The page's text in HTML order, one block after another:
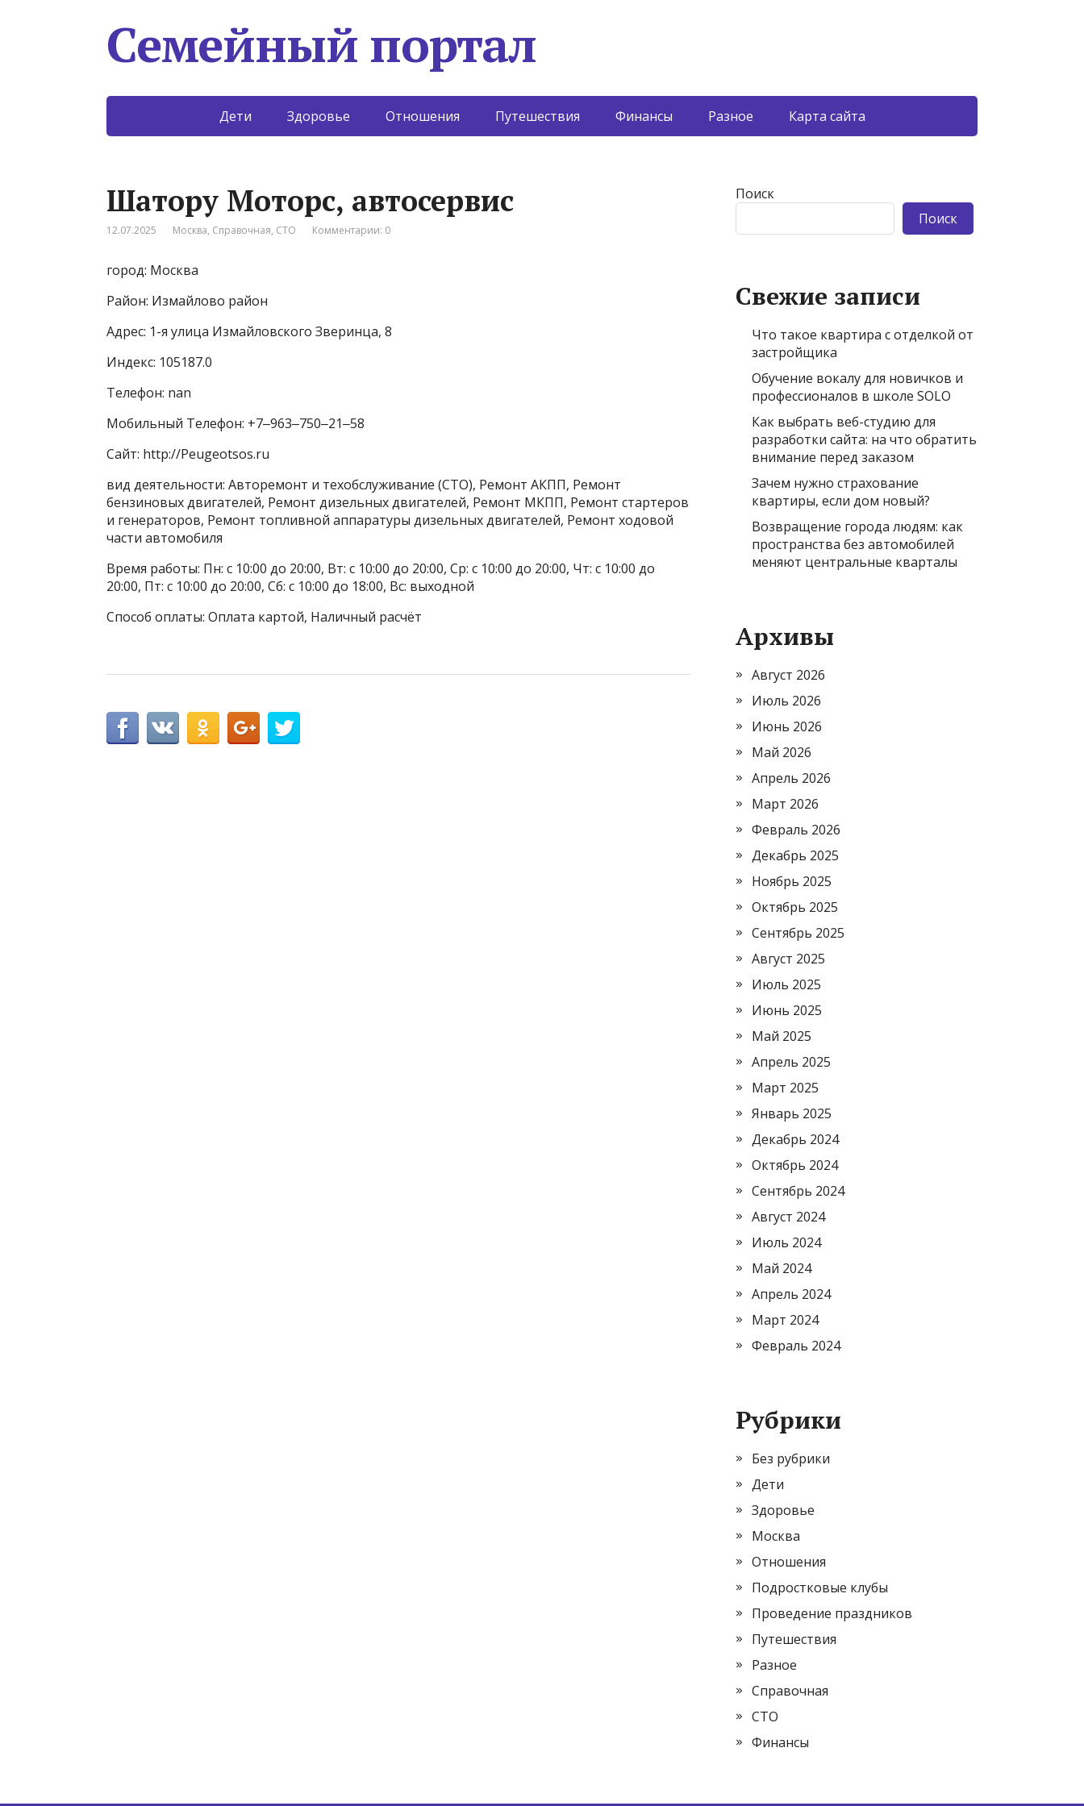
Семейный портал
Дети Здоровье Отношения Путешествия Финансы Разное Карта сайта
Шатору Моторс, автосервис
12.07.2025 Москва, Справочная, СТО Комментарии: 0
город: Москва
Район: Измайлово район
Адрес: 1-я улица Измайловского Зверинца, 8
Индекс: 105187.0
Телефон: nan
Мобильный Телефон: +7‒963‒750‒21‒58
Сайт: http://Peugeotsos.ru
вид деятельности: Авторемонт и техобслуживание (СТО), Ремонт АКПП, Ремонт
бензиновых двигателей, Ремонт дизельных двигателей, Ремонт МКПП, Ремонт стартеров
и генераторов, Ремонт топливной аппаратуры дизельных двигателей, Ремонт ходовой
части автомобиля
Время работы: Пн: с 10:00 до 20:00, Вт: с 10:00 до 20:00, Ср: с 10:00 до 20:00, Чт: с 10:00 до
20:00, Пт: с 10:00 до 20:00, Сб: с 10:00 до 18:00, Вс: выходной
Способ оплаты: Оплата картой, Наличный расчёт
Поиск
Поиск
Свежие записи
Что такое квартира с отделкой от
застройщика
Обучение вокалу для новичков и
профессионалов в школе SOLO
Как выбрать веб-студию для
разработки сайта: на что обратить
внимание перед заказом
Зачем нужно страхование
квартиры, если дом новый?
Возвращение города людям: как
пространства без автомобилей
меняют центральные кварталы
Архивы
Август 2026
Июль 2026
Июнь 2026
Май 2026
Апрель 2026
Март 2026
Февраль 2026
Декабрь 2025
Ноябрь 2025
Октябрь 2025
Сентябрь 2025
Август 2025
Июль 2025
Июнь 2025
Май 2025
Апрель 2025
Март 2025
Январь 2025
Декабрь 2024
Октябрь 2024
Сентябрь 2024
Август 2024
Июль 2024
Май 2024
Апрель 2024
Март 2024
Февраль 2024
Рубрики
Без рубрики
Дети
Здоровье
Москва
Отношения
Подростковые клубы
Проведение праздников
Путешествия
Разное
Справочная
СТО
Финансы